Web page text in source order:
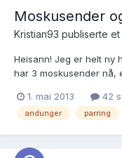
Moskusender
Kristian93 publiserte et
Heisann! Jeg er helt ny
har 3 moskusender nå,
som ble tatt av rev/mår
i år, men håper ikke det
1. mai 2013 42
andunger parring